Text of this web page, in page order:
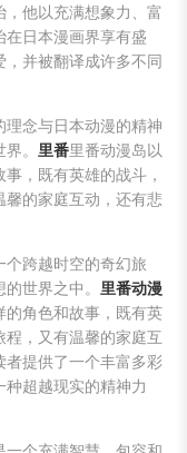
，他以充满想象力、富
日本漫画界享有盛
并被翻译成许多不同
念与日本动漫的精神
。 里番里番动漫岛以
，既有英雄的战斗，
的家庭互动，还有悲
个跨越时空的奇幻旅
世界之中。 里番动漫
的角色和故事，既有英
，又有温馨的家庭互
提供了一个丰富多彩
超越现实的精神力